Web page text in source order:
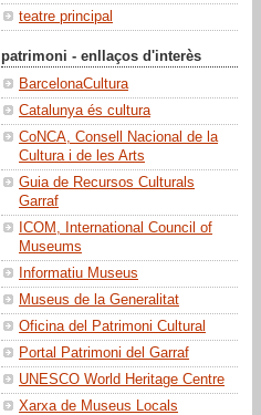
teatre principal
patrimoni - enllaços d'interès
BarcelonaCultura
Catalunya és cultura
CoNCA, Consell Nacional de la
Cultura i de les Arts
Guia de Recursos Culturals
Garraf
ICOM, International Council of
Museums
Informatiu Museus
Museus de la Generalitat
Oficina del Patrimoni Cultural
Portal Patrimoni del Garraf
UNESCO World Heritage Centre
Xarxa de Museus Locals